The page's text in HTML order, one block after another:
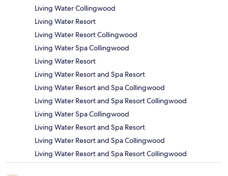
Living Water Collingwood
Living Water Resort
Living Water Resort Collingwood
Living Water Spa Collingwood
Living Water Resort
Living Water Resort and Spa Resort
Living Water Resort and Spa Collingwood
Living Water Resort and Spa Resort Collingwood
Living Water Spa Collingwood
Living Water Resort and Spa Resort
Living Water Resort and Spa Collingwood
Living Water Resort and Spa Resort Collingwood